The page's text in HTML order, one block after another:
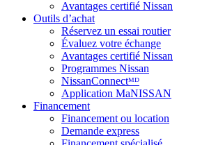
Avantages certifié Nissan
Outils d’achat
Réservez un essai routier
Évaluez votre échange
Avantages certifié Nissan
Programmes Nissan
NissanConnectᴹᴰ
Application MaNISSAN
Financement
Financement ou location
Demande express